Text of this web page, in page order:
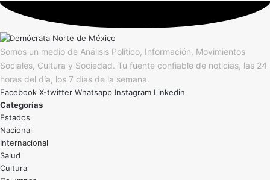
Somos un medio de Análisis Político, Información, Movimientos
Sociales, Cultura y Sociedad. Tu fuente confiable de noticias, las 24
horas del día, los 7 días de la semana.
Facebook X-twitter Whatsapp Instagram Linkedin
Categorías
Estados
Nacional
Internacional
Salud
Cultura